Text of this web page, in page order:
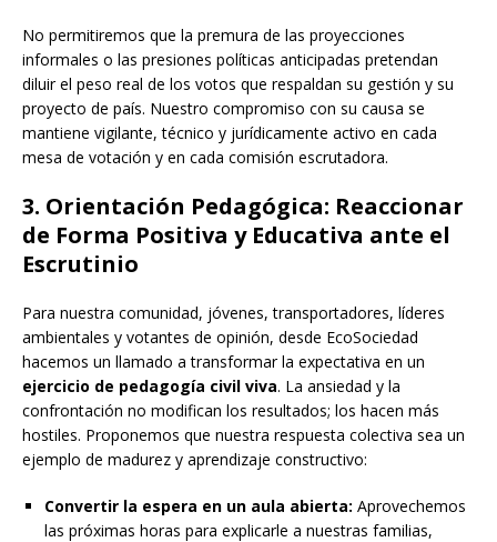
No permitiremos que la premura de las proyecciones
informales o las presiones políticas anticipadas pretendan
diluir el peso real de los votos que respaldan su gestión y su
proyecto de país. Nuestro compromiso con su causa se
mantiene vigilante, técnico y jurídicamente activo en cada
mesa de votación y en cada comisión escrutadora.
3. Orientación Pedagógica: Reaccionar
de Forma Positiva y Educativa ante el
Escrutinio
Para nuestra comunidad, jóvenes, transportadores, líderes
ambientales y votantes de opinión, desde EcoSociedad
hacemos un llamado a transformar la expectativa en un
ejercicio de pedagogía civil viva. La ansiedad y la
confrontación no modifican los resultados; los hacen más
hostiles. Proponemos que nuestra respuesta colectiva sea un
ejemplo de madurez y aprendizaje constructivo:
Convertir la espera en un aula abierta: Aprovechemos
las próximas horas para explicarle a nuestras familias,